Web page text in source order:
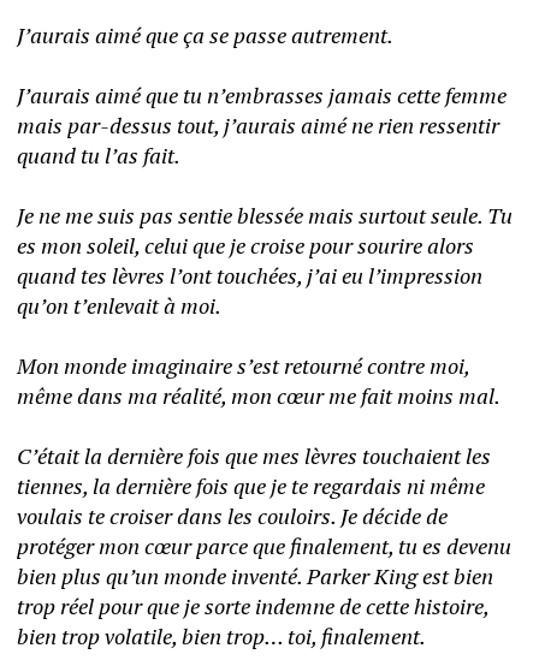
J’aurais aimé que tu n’embrasses jamais cette femme
mais par-dessus tout, j’aurais aimé ne rien ressentir
Je ne me suis pas sentie blessée mais surtout seule. Tu
es mon soleil, celui que je croise pour sourire alors
quand tes lèvres l’ont touchées, j’ai eu l’impression
Mon monde imaginaire s’est retourné contre moi,
C’était la dernière fois que mes lèvres touchaient les
tiennes, la dernière fois que je te regardais ni même
voulais te croiser dans les couloirs. Je décide de
protéger mon cœur parce que finalement, tu es devenu
bien plus qu’un monde inventé. Parker King est bien
trop réel pour que je sorte indemne de cette histoire,